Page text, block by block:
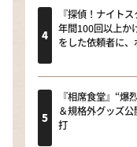
『探偵！ナイト
年間100回以上か
をした依頼者に
『相席食堂』“爆
＆規格外グッズ
打